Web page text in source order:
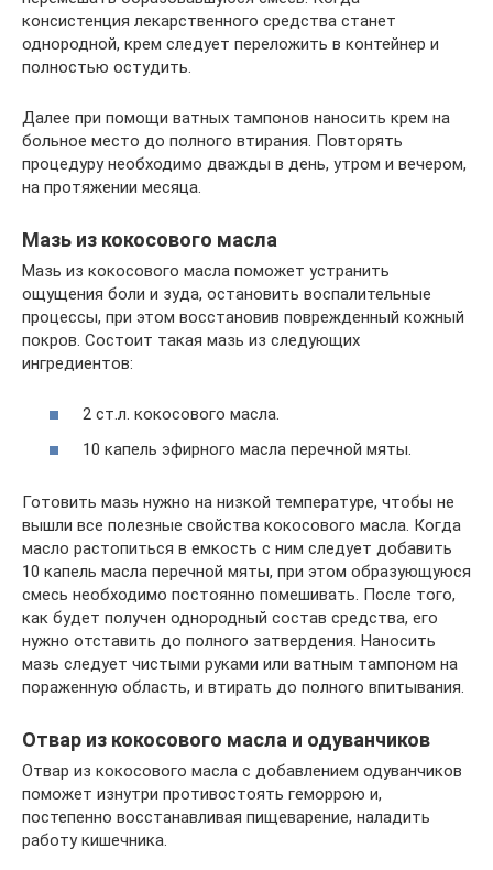
консистенция лекарственного средства станет
однородной, крем следует переложить в контейнер и
полностью остудить.
Далее при помощи ватных тампонов наносить крем на
больное место до полного втирания. Повторять
процедуру необходимо дважды в день, утром и вечером,
на протяжении месяца.
Мазь из кокосового масла
Мазь из кокосового масла поможет устранить
ощущения боли и зуда, остановить воспалительные
процессы, при этом восстановив поврежденный кожный
покров. Состоит такая мазь из следующих
ингредиентов:
2 ст.л. кокосового масла.
10 капель эфирного масла перечной мяты.
Готовить мазь нужно на низкой температуре, чтобы не
вышли все полезные свойства кокосового масла. Когда
масло растопиться в емкость с ним следует добавить
10 капель масла перечной мяты, при этом образующуюся
смесь необходимо постоянно помешивать. После того,
как будет получен однородный состав средства, его
нужно отставить до полного затвердения. Наносить
мазь следует чистыми руками или ватным тампоном на
пораженную область, и втирать до полного впитывания.
Отвар из кокосового масла и одуванчиков
Отвар из кокосового масла с добавлением одуванчиков
поможет изнутри противостоять геморрою и,
постепенно восстанавливая пищеварение, наладить
работу кишечника.